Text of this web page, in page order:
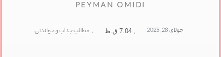
PEYMAN OMIDI
جولای 28, 2025 7:04 ق.ظ , مطالب جذاب و خواندنی